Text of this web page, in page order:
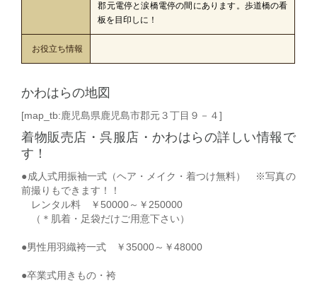
郡元電停と涙橋電停の間にあります。歩道橋の看
板を目印しに！
お役立ち情報
かわはらの地図
[map_tb:鹿児島県鹿児島市郡元３丁目９－４]
着物販売店・呉服店・かわはらの詳しい情報で
す！
●成人式用振袖一式（ヘア・メイク・着つけ無料） ※写真の
前撮りもできます！！
レンタル料 ￥50000～￥250000
（＊肌着・足袋だけご用意下さい）
●男性用羽織袴一式 ￥35000～￥48000
●卒業式用きもの・袴